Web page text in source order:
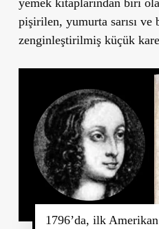
pişirilen, yumurta sarısı ve
zenginleştirilmiş küçük
1796’da, ilk